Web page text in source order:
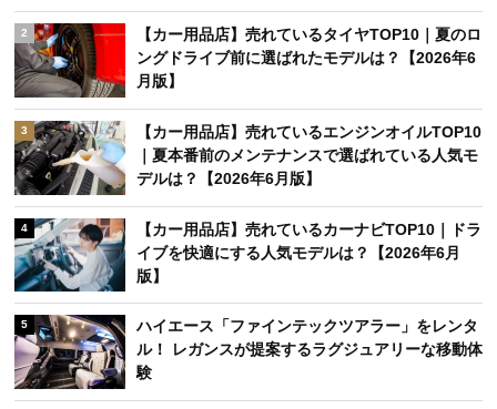
2
【カー用品店】売れているタイヤTOP10｜夏のロ
ングドライブ前に選ばれたモデルは？【2026年6
月版】
3
【カー用品店】売れているエンジンオイルTOP10
｜夏本番前のメンテナンスで選ばれている人気モ
デルは？【2026年6月版】
4
【カー用品店】売れているカーナビTOP10｜ドラ
イブを快適にする人気モデルは？【2026年6月
版】
5
ハイエース「ファインテックツアラー」をレンタ
ル！ レガンスが提案するラグジュアリーな移動体
験